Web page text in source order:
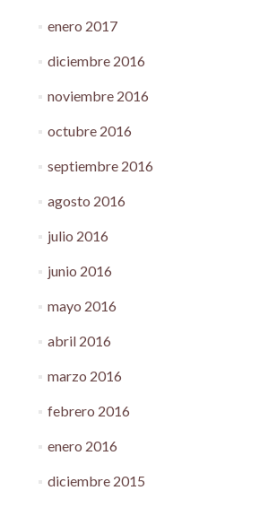
enero 2017
diciembre 2016
noviembre 2016
octubre 2016
septiembre 2016
agosto 2016
julio 2016
junio 2016
mayo 2016
abril 2016
marzo 2016
febrero 2016
enero 2016
diciembre 2015